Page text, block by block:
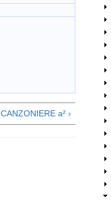
CANZONIERE a² ›